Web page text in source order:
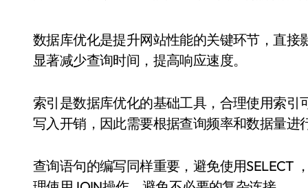
数据库优化是提升网站性能的关键环节，直接影响用户体验和系统稳定性。合理的优化策略能够
显著减少查询时间，提高响应速度。
索引是数据库优化的基础工具，合理使用索
写入开销，因此需要根据查询频率和数据量进
查询语句的编写同样重要，避免使用SELECT